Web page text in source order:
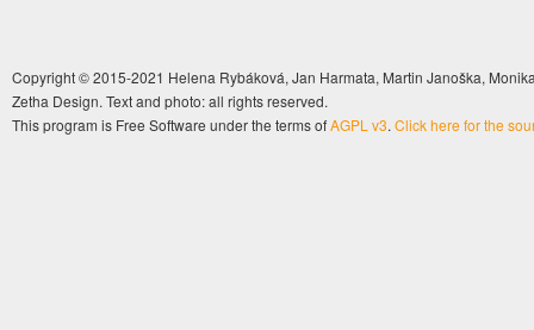
Copyright © 2015-2021 Helena Rybáková, Jan Harmata, Martin Janoška,
Zetha Design. Text and photo: all rights reserved.
This program is Free Software under the terms ofAGPL v3. Click here for the